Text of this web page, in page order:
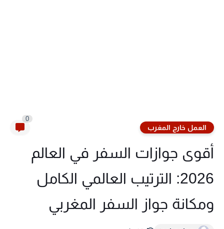
العمل خارج المغرب
0
أقوى جوازات السفر في العالم
2026: الترتيب العالمي الكامل
ومكانة جواز السفر المغربي